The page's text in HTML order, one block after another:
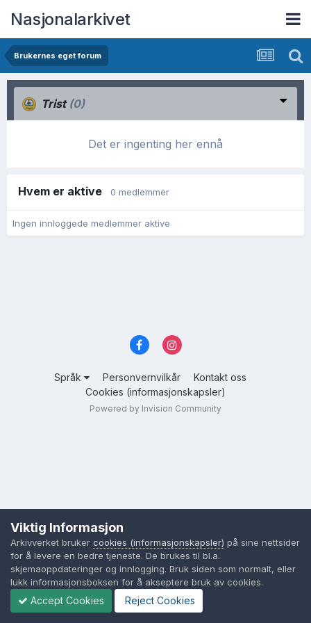
Nasjonalarkivet
Brukernes eget forum
Trist (0)
Det er ingenting her ennå
Hvem er aktive 0 medlemmer
Ingen innloggede medlemmer aktive
Språk Personvernvilkår
Kontakt oss
Cookies (informasjonskapsler)
Powered by Invision Community
Viktig Informasjon
Arkivverket bruker cookies (informasjonskapsler) på sine nettsider
for å levere en bedre tjeneste. De brukes til bl.a.
skjemaoppdateringer og innlogging. Bruk siden som normalt, eller
lukk informasjonsboksen for å akseptere bruk av cookies.
Accept Cookies Reject Cookies